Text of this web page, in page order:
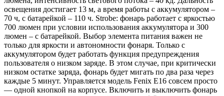
освещения достигает 13 м, а время работы с аккумулятором –
70 ч, с батарейкой – 110 ч. Strobe: фонарь работает с яркостью
700 люмен при условии использования аккумулятора и 300
люмен – с батарейкой. Выбор элемента питания важен не
только для яркости и автономности фонаря. Только с
аккумулятором будет работать функция предупреждения
пользователя о низком заряде. В этом случае, при критически
низком остатке заряда, фонарь будет мигать по два раза через
каждые 5 минут. Управляется модель Fenix E16 совсем просто
— одной кнопкой на корпусе. Включить и выключить фонарь